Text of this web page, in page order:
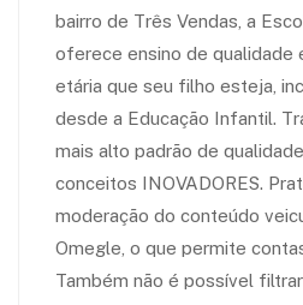
bairro de Três Vendas, a
oferece ensino de qualidade
etária que seu filho esteja,
desde a Educação Infantil.
mais alto padrão de
conceitos INOVADORES.
moderação do conteúdo
Omegle, o que permite
Também não é possível